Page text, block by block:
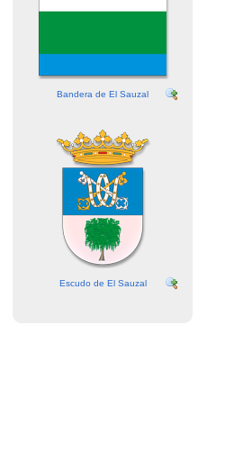
Bandera de El Sauzal
Escudo de El Sauzal